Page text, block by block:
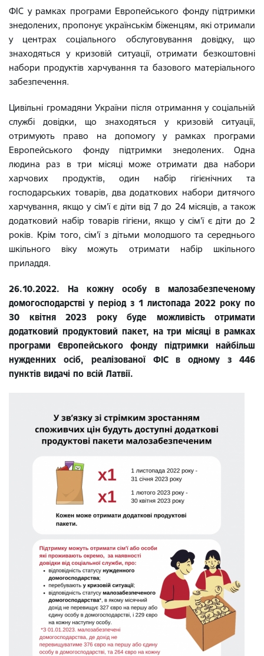
ФІС у рамках програми Европейського фонду підтримки
знедолених, пропонує українськім біженцям, які отримали
у центрах соціального обслуговування довідку, що
знаходяться у кризовій ситуації, отримати безкоштовні
набори продуктів харчування та базового матеріального
забезпечення.
Цивільні громадяни України після отримання у соціальній
службі довідки, що знаходяться у кризовій ситуації,
отримують право на допомогу у рамках програми
Европейського фонду підтримки знедолених. Одна
людина раз в три місяці може отримати два набори
харчових продуктів, один набір гігієнічних та
господарських товарів, два додаткових набори дитячого
харчування, якщо у сім'ї є діти від 7 до 24 місяців, а також
додатковий набір товарів гігієни, якщо у сім'ї є діти до 2
років. Крім того, сім'ї з дітьми молодшого та середнього
шкільного віку можуть отримати набір шкільного
приладдя.
26.10.2022. На кожну особу в малозабезпеченому
домогосподарстві у період з 1 листопада 2022 року по
30 квітня 2023 року буде можливість отримати
додатковий продуктовий пакет, на три місяці в рамках
програми Європейського фонду підтримки найбільш
нужденних осіб, реалізованої ФІС в одному з 446
пунктів видачі по всій Латвії.